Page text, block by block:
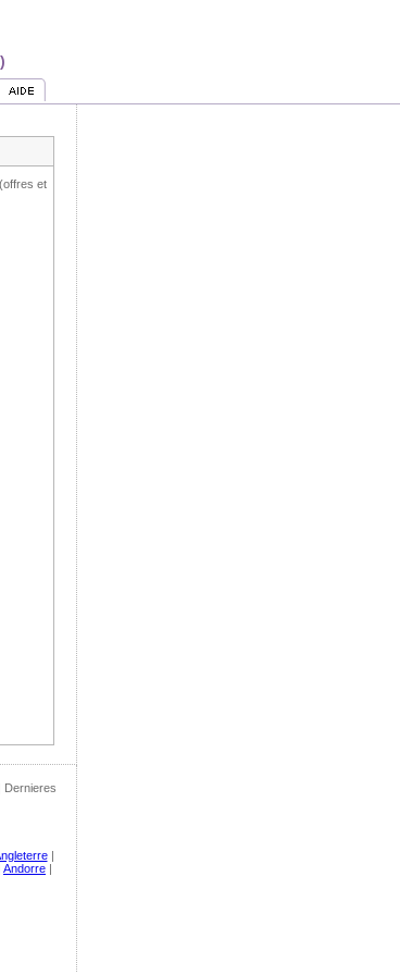
(offres et
Dernieres
|
Andorre |